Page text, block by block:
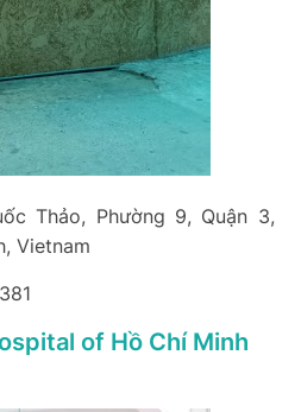
Thảo, Phường 9, Quận 3,
Vietnam
of Hồ Chí Minh